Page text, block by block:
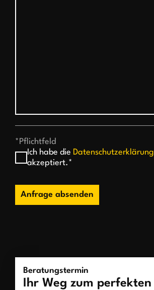
*Pflichtfeld
Ich habe die Datenschutzerklärung
akzeptiert.*
Anfrage absenden
Beratungstermin
Ihr Weg zum perfekten